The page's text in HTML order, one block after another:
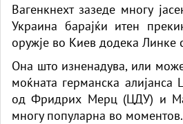
Вагенкнехт зазеде многу
Украина барајќи итен
оружје во Киев додека Линке
Она што изненадува, или
моќната германска
од Фридрих Мерц (ЦДУ) и
многу популарна во моментов.